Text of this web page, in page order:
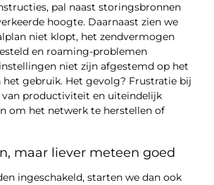
pal naast storingsbronnen
hoogte. Daarnaast zien we
niet klopt, het zendvermogen
en roaming-problemen
niet zijn afgestemd op het
gebruik. Het gevolg? Frustratie bij
van productiviteit en uiteindelijk
om het netwerk te herstellen of
maar liever meteen goed
ingeschakeld, starten we dan ook